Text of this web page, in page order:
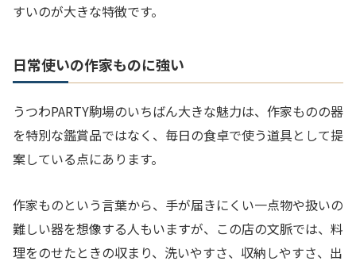
すいのが大きな特徴です。
日常使いの作家ものに強い
うつわPARTY駒場のいちばん大きな魅力は、作家ものの器
を特別な鑑賞品ではなく、毎日の食卓で使う道具として提
案している点にあります。
作家ものという言葉から、手が届きにくい一点物や扱いの
難しい器を想像する人もいますが、この店の文脈では、料
理をのせたときの収まり、洗いやすさ、収納しやすさ、出